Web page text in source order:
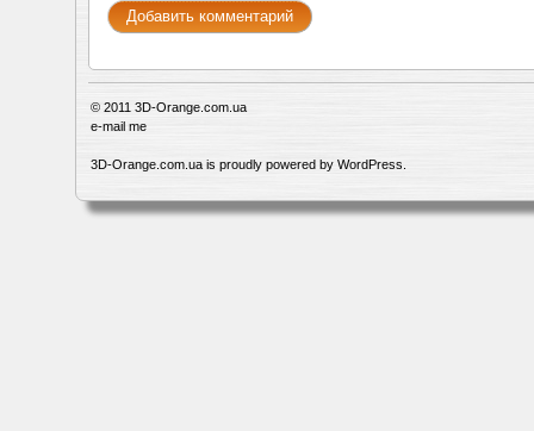
© 2011 3D-Orange.com.ua
e-mail me
3D-Orange.com.ua is proudly powered by WordPress